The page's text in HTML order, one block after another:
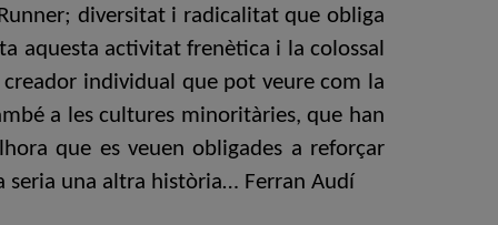
diversitat i radicalitat que obliga
aquesta activitat frenètica i la colossal
individual que pot veure com la
a les cultures minoritàries, que han
que es veuen obligades a reforçar
seria una altra història… Ferran Audí